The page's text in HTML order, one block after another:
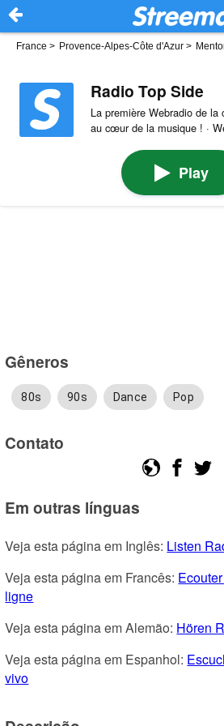
France > Provence-Alpes-Côte d'Azur >
Radio Top Side
La première Webradio de la
au cœur de la musique ! ·
Play
Gêneros
80s 90s Dance Pop
Contato
Em outras línguas
Veja esta página em Inglês: Listen
Veja esta página em Francês:
ligne
Veja esta página em Alemão: Hören
Veja esta página em Espanhol:
vivo